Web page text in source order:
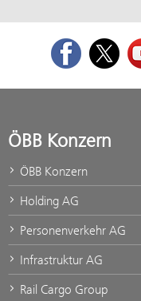
FacebookTwitter
ÖBB Konzern
ÖBB Konzern
Holding AG
Personenverkehr AG
Infrastruktur AG
Rail Cargo Group